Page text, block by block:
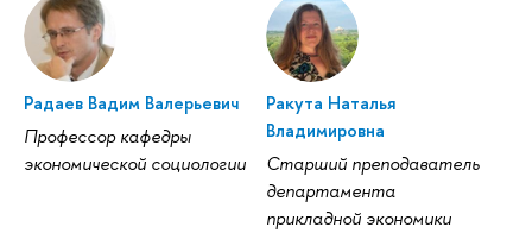
Радаев Вадим Валерьевич
Профессор кафедры
экономической социологии
Ракута Наталья
Владимировна
Старший преподаватель
департамента
прикладной экономики